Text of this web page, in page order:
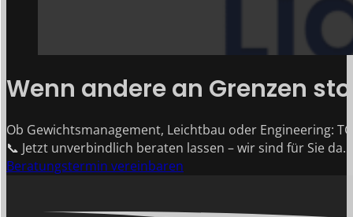
Wenn andere an Grenzen
Ob Gewichtsmanagement, Leichtbau oder Engineering:
📞 Jetzt unverbindlich beraten lassen – wir sind für Sie da.
Beratungstermin vereinbaren